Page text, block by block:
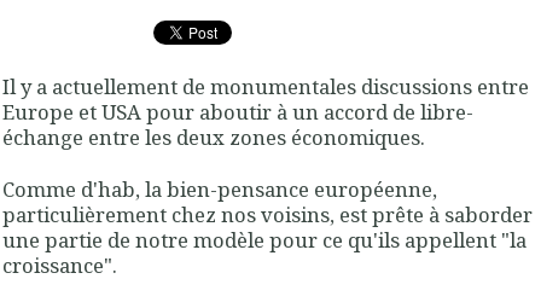
Il y a actuellement de monumentales discussions entre
Europe et USA pour aboutir à un accord de libre-
échange entre les deux zones économiques.
Comme d'hab, la bien-pensance européenne,
particulièrement chez nos voisins, est prête à saborder
une partie de notre modèle pour ce qu'ils appellent "la
croissance".